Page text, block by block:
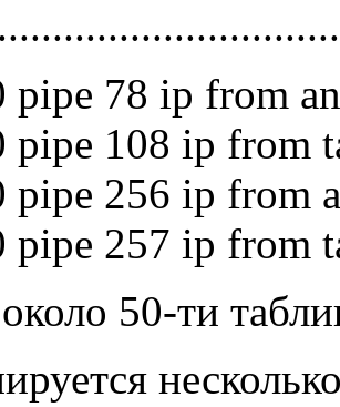
pipe 78 ip from
pipe 108 ip from
pipe 256 ip from
pipe 257 ip from
50-ти